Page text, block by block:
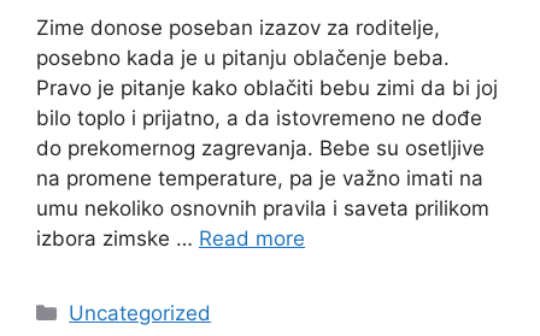
Zime donose poseban izazov za roditelje,
posebno kada je u pitanju oblačenje beba.
Pravo je pitanje kako oblačiti bebu zimi da bi joj
bilo toplo i prijatno, a da istovremeno ne dođe
do prekomernog zagrevanja. Bebe su osetljive
na promene temperature, pa je važno imati na
umu nekoliko osnovnih pravila i saveta prilikom
izbora zimske … Read more
Categories
Uncategorized